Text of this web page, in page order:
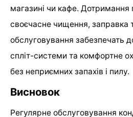
магазині чи кафе. Дотримання
своєчасне чищення, заправка
обслуговування забезпечать
спліт-системи та комфортне
без неприємних запахів і пилу.
Висновок
Регулярне обслуговування